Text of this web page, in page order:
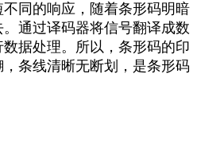
同的响应，随着条形码明暗
通过译码器将信号翻译成数
据处理。所以，条形码的印
条线清晰无断划，是条形码